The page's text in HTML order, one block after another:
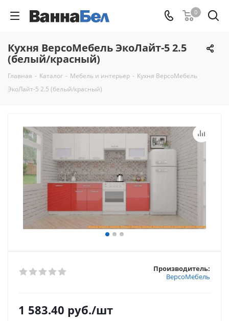
0
Кухня ВерсоМебель ЭкоЛайт-5 2.5
(белый/красный)
Главная - Каталог - Мебель и интерьер - Кухня ВерсоМебель
ЭкоЛайт-5 2.5 (белый/красный)
Производитель:
ВерсоМебель
1 583.40 руб./шт